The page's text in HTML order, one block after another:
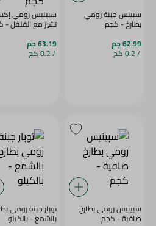
سبينس جبنة رومي
بطارخ - كجم
62.99 جم
/ 0.2 كج
سبينيس رومي
تشيز مع الفلفل -
63.19 جم
/ 0.2 كج
سبينيس رومي بطارخ
صافية - كجم
توبار جبنة رومي
بالشمع - بالكيلو